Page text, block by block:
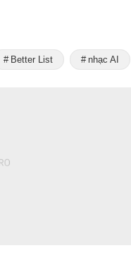
Better List nhạc AI